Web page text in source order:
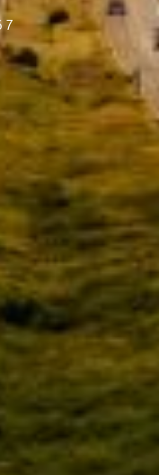
7 de Mayo de 2026